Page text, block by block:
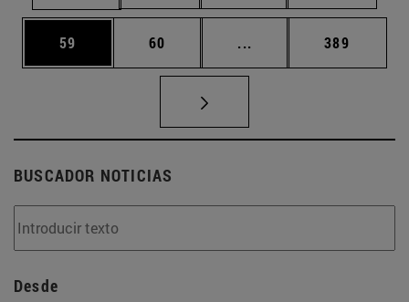
Página
59 Página
60 ... Páginas intermedias
Página
389
BUSCADOR NOTICIAS
Desde